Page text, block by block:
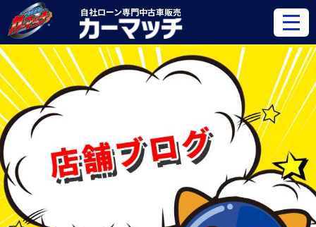
自社ローン専門中古車販売